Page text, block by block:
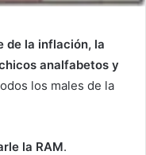
de la inflación, la
analfabetos y
los males de la
la RAM.